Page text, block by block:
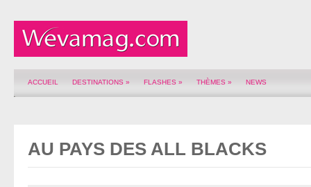
ACCUEIL DESTINATIONS » FLASHES » THÈMES » NEWS
AU PAYS DES ALL BLACKS